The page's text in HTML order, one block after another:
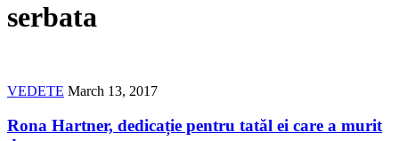
serbata
VEDETE March 13, 2017
Rona Hartner, dedicație pentru tatăl ei care a murit